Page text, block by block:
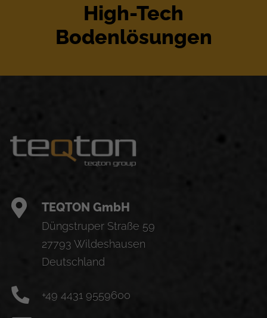
High-Tech
Bodenlösungen
TEQTON GmbH
Düngstruper Straße 59
27793 Wildeshausen
Deutschland
+49 4431 9559600